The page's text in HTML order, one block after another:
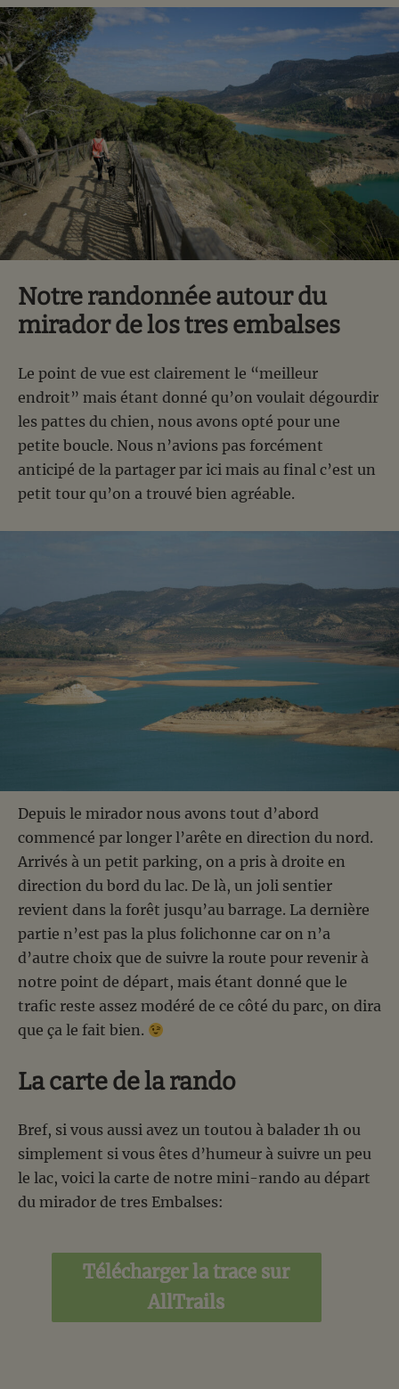
Notre randonnée autour du
mirador de los tres embalses
Le point de vue est clairement le “meilleur
endroit” mais étant donné qu’on voulait dégourdir
les pattes du chien, nous avons opté pour une
petite boucle. Nous n’avions pas forcément
anticipé de la partager par ici mais au final c’est un
petit tour qu’on a trouvé bien agréable.
Depuis le mirador nous avons tout d’abord
commencé par longer l’arête en direction du nord.
Arrivés à un petit parking, on a pris à droite en
direction du bord du lac. De là, un joli sentier
revient dans la forêt jusqu’au barrage. La dernière
partie n’est pas la plus folichonne car on n’a
d’autre choix que de suivre la route pour revenir à
notre point de départ, mais étant donné que le
trafic reste assez modéré de ce côté du parc, on dira
que ça le fait bien.
La carte de la rando
Bref, si vous aussi avez un toutou à balader 1h ou
simplement si vous êtes d’humeur à suivre un peu
le lac, voici la carte de notre mini-rando au départ
du mirador de tres Embalses:
Télécharger la trace sur
AllTrails